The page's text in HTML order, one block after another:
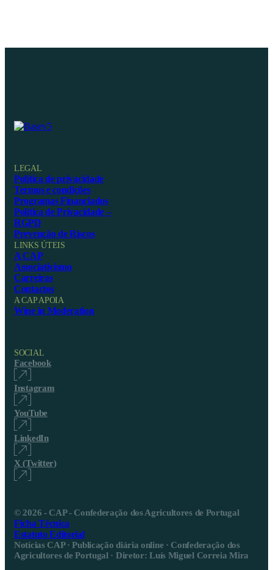
LEGAL
Política de privacidade
Termos e condições
Programas Financiados
Política de Privacidade –
RGPD
Prevenção de Riscos
LINKS ÚTEIS
A CAP
Associativismo
Carreiras
Contactos
A CAP APOIA
Wine in Moderation
SOCIAL
Facebook
Instagram
YouTube
LinkedIn
X (Twitter)
© 2026 - CAP - Confederação dos Agricultores de Portugal
Ficha Técnica
Estatuto Editorial
Notícias CAP · Publicação diária online · Confederação dos
Agricultores de Portugal · Diretor: Luís Miguel Correia Mira